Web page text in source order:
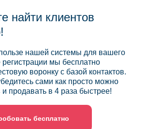
найти клиентов
нашей системы для вашего
мы бесплатно
воронку с базой контактов.
сами как просто можно
и продавать в 4 раза быстрее!
бесплатно